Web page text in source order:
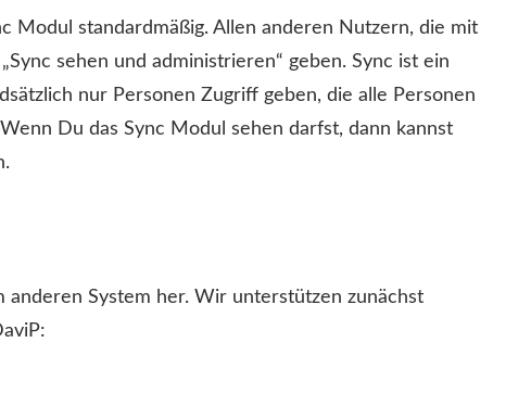
Modul standardmäßig. Allen anderen Nutzern, die mit
sehen und administrieren“ geben. Sync ist ein
nur Personen Zugriff geben, die alle Personen
Du das Sync Modul sehen darfst, dann kannst
anderen System her. Wir unterstützen zunächst